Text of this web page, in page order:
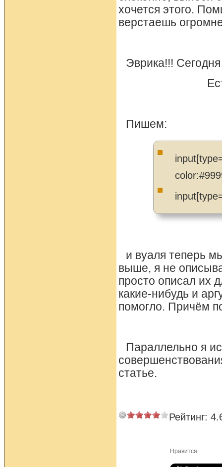
хочется этого.
верстаешь
Эврика!!!
Пишем:
и вуаля теперь
выше, я не
просто описал их
какие-нибудь и
помогло. Причём
Параллельно я
статье.
Рейтинг:
Нравится